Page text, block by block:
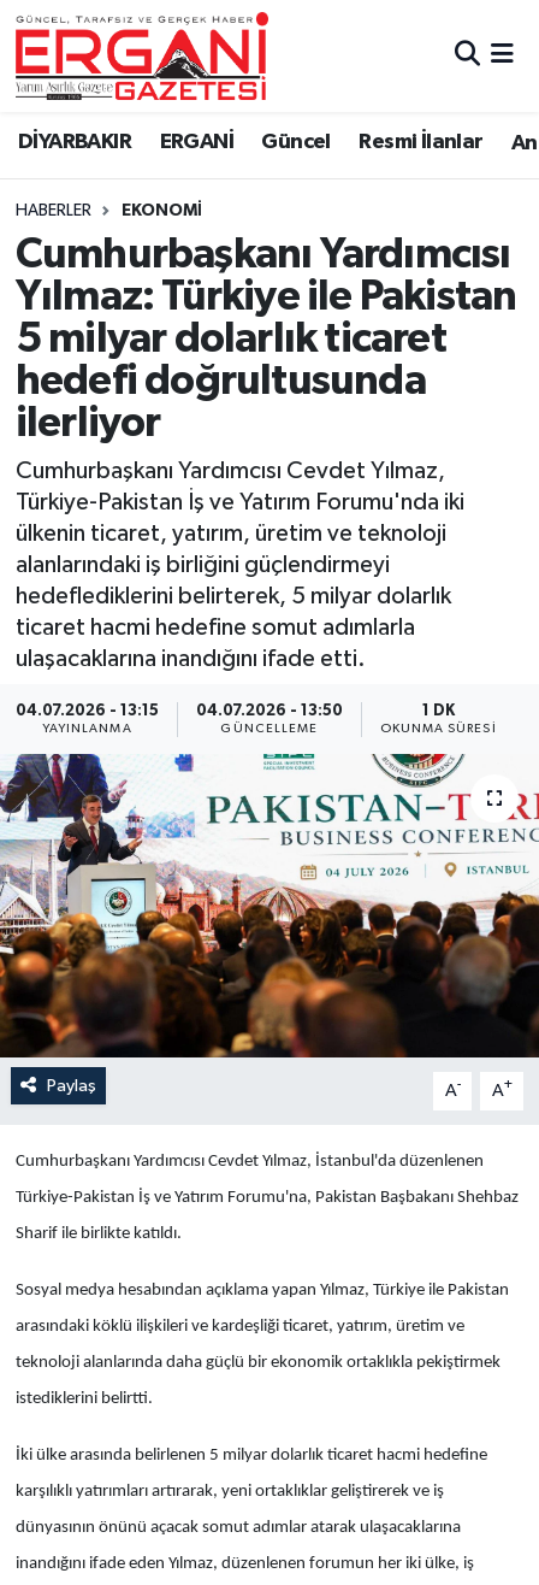
DİYARBAKIR ERGANİ Güncel Resmi İlanlar
HABERLER EKONOMİ
Cumhurbaşkanı Yardımcısı
Yılmaz: Türkiye ile Pakistan
5 milyar dolarlık ticaret
hedefi doğrultusunda
ilerliyor
Cumhurbaşkanı Yardımcısı Cevdet Yılmaz,
Türkiye-Pakistan İş ve Yatırım Forumu'nda iki
ülkenin ticaret, yatırım, üretim ve teknoloji
alanlarındaki iş birliğini güçlendirmeyi
hedeflediklerini belirterek, 5 milyar dolarlık
ticaret hacmi hedefine somut adımlarla
ulaşacaklarına inandığını ifade etti.
04.07.2026 - 13:15
YAYINLANMA
04.07.2026 - 13:50
GÜNCELLEME
1 DK
OKUNMA SÜRESI
Paylaş A- A+
Cumhurbaşkanı Yardımcısı Cevdet Yılmaz, İstanbul'da düzenlenen
Türkiye-Pakistan İş ve Yatırım Forumu'na, Pakistan Başbakanı Shehbaz
Sharif ile birlikte katıldı.
Sosyal medya hesabından açıklama yapan Yılmaz, Türkiye ile Pakistan
arasındaki köklü ilişkileri ve kardeşliği ticaret, yatırım, üretim ve
teknoloji alanlarında daha güçlü bir ekonomik ortaklıkla pekiştirmek
istediklerini belirtti.
İki ülke arasında belirlenen 5 milyar dolarlık ticaret hacmi hedefine
karşılıklı yatırımları artırarak, yeni ortaklıklar geliştirerek ve iş
dünyasının önünü açacak somut adımlar atarak ulaşacaklarına
inandığını ifade eden Yılmaz, düzenlenen forumun her iki ülke, iş
DİYARBAKIR
BİSMİL
BAĞLAR
ERGANİ
Güncel
Resmi İlanlar
Sağlık
Si̇yaset
Spor
Yaşam
Bi̇li̇m & Teknoloji̇
Dünya
Eği̇ti̇m
Ergani Nöbetçi Eczaneler
Ergani Hava Durumu
Ergani Trafik Yoğunluk Haritası
Süper Lig Puan Durumu ve Fikstür
Tüm Manşetler
Son Dakika Haberleri
Haber Arşivi